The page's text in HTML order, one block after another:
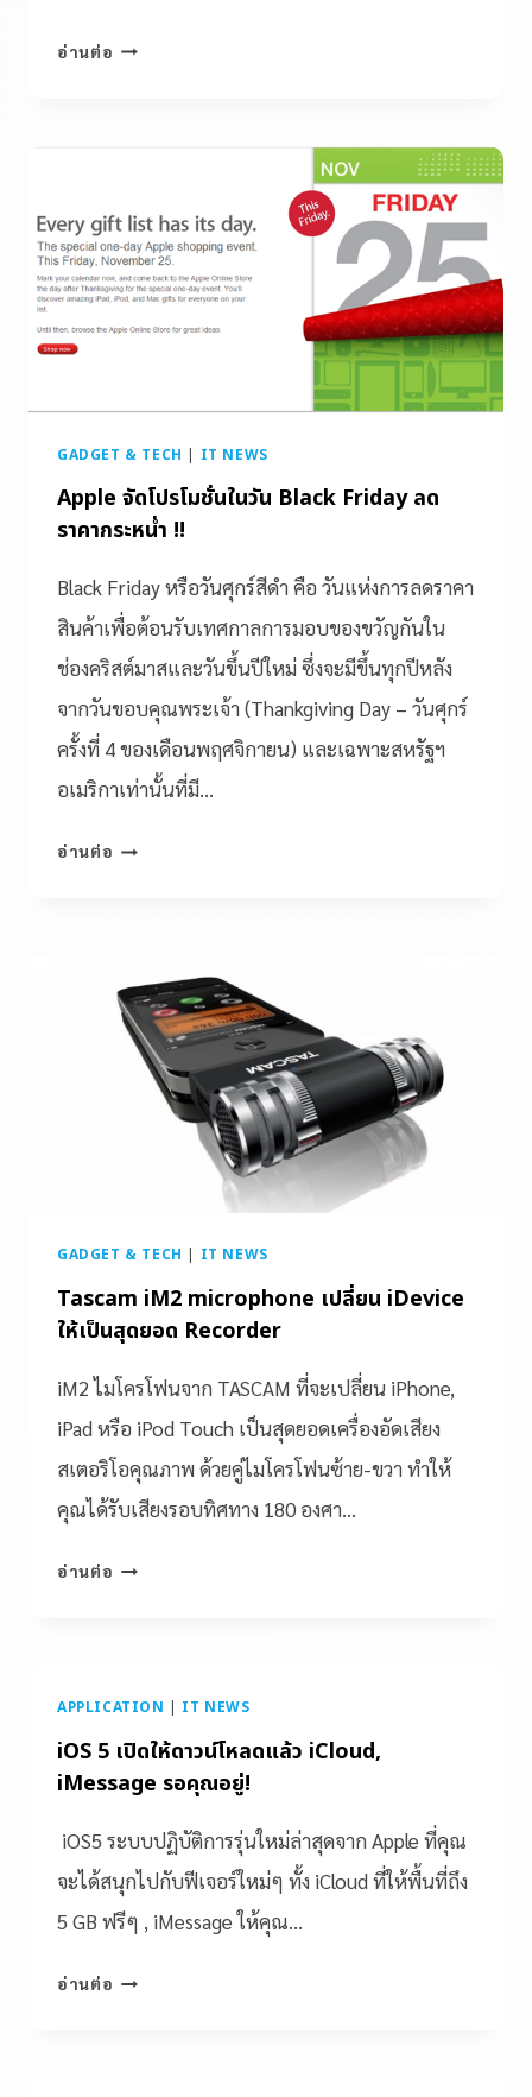
อ่านต่อ
GADGET & TECH | IT NEWS
Apple จัดโปรโมชั่นในวัน Black Friday ลด
ราคากระหน่ำ !!
Black Friday หรือวันศุกร์สีดำ คือ วันแห่งการลดราคา
สินค้าเพื่อต้อนรับเทศกาลการมอบของขวัญกันใน
ช่องคริสต์มาสและวันขึ้นปีใหม่ ซึ่งจะมีขึ้นทุกปีหลัง
จากวันขอบคุณพระเจ้า (Thankgiving Day – วันศุกร์
ครั้งที่ 4 ของเดือนพฤศจิกายน) และเฉพาะสหรัฐฯ
อเมริกาเท่านั้นที่มี…
อ่านต่อ
GADGET & TECH IT NEWS
Tascam iM2 microphone เปลี่ยน iDevice
ให้เป็นสุดยอด Recorder
iM2 ไมโครโฟนจาก TASCAM ที่จะเปลี่ยน iPhone,
iPad หรือ iPod Touch เป็นสุดยอดเครื่องอัดเสียง
สเตอริโอคุณภาพ ด้วยคู่ไมโครโฟนซ้าย-ขวา ทำให้
คุณได้รับเสียงรอบทิศทาง 180 องศา…
อ่านต่อ
APPLICATION IT NEWS
iOS 5 เปิดให้ดาวน์โหลดแล้ว iCloud,
iMessage รอคุณอยู่!
iOS5 ระบบปฏิบัติการรุ่นใหม่ล่าสุดจาก Apple ที่คุณ
จะได้สนุกไปกับฟีเจอร์ใหม่ๆ ทั้ง iCloud ที่ให้พื้นที่ถึง
5 GB ฟรีๆ , iMessage ให้คุณ…
อ่านต่อ